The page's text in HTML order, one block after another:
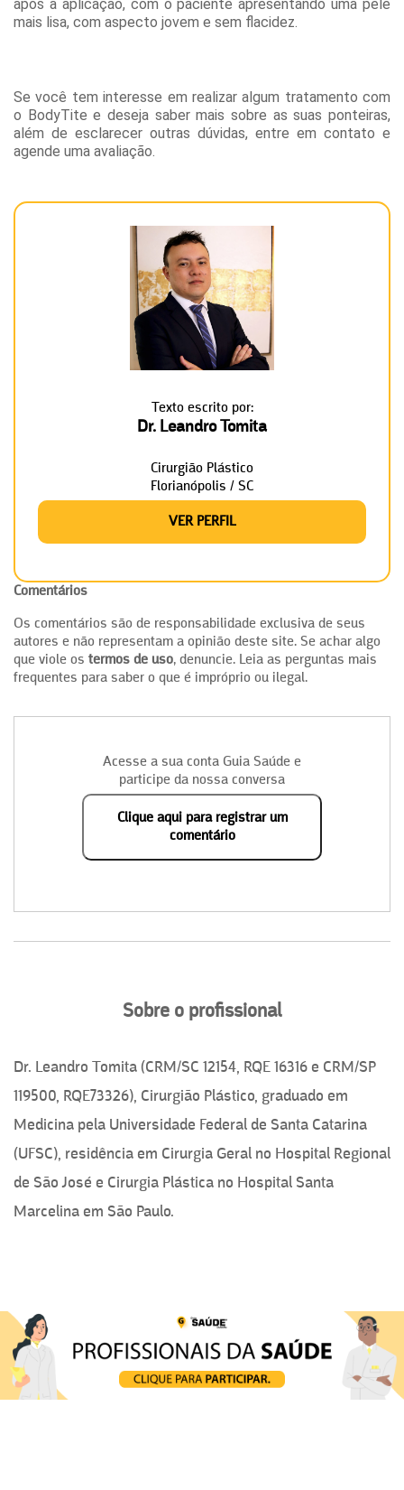
após a aplicação, com o paciente apresentando uma pele
mais lisa, com aspecto jovem e sem flacidez.
Se você tem interesse em realizar algum tratamento com
o BodyTite e deseja saber mais sobre as suas ponteiras,
além de esclarecer outras dúvidas, entre em contato e
agende uma avaliação.
Texto escrito por:
Dr. Leandro Tomita
Cirurgião Plástico
Florianópolis / SC
VER PERFIL
Comentários
Os comentários são de responsabilidade exclusiva de seus
autores e não representam a opinião deste site. Se achar algo
que viole os termos de uso, denuncie. Leia as perguntas mais
frequentes para saber o que é impróprio ou ilegal.
Acesse a sua conta Guia Saúde e
participe da nossa conversa
Clique aqui para registrar um
comentário
Sobre o profissional
Dr. Leandro Tomita (CRM/SC 12154, RQE 16316 e CRM/SP
119500, RQE73326), Cirurgião Plástico, graduado em
Medicina pela Universidade Federal de Santa Catarina
(UFSC), residência em Cirurgia Geral no Hospital Regional
de São José e Cirurgia Plástica no Hospital Santa
Marcelina em São Paulo.